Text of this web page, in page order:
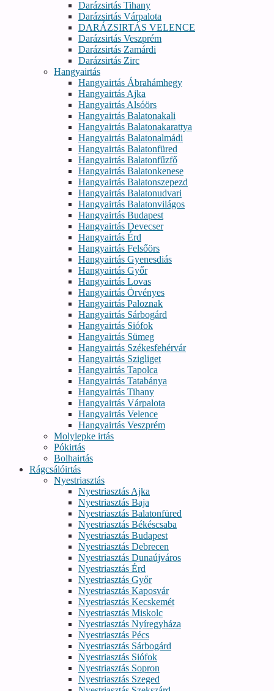
Darázsirtás Tihany
Darázsirtás Várpalota
DARÁZSIRTÁS VELENCE
Darázsirtás Veszprém
Darázsirtás Zamárdi
Darázsirtás Zirc
Hangyairtás
Hangyairtás Ábrahámhegy
Hangyairtás Ajka
Hangyairtás Alsóörs
Hangyairtás Balatonakali
Hangyairtás Balatonakarattya
Hangyairtás Balatonalmádi
Hangyairtás Balatonfüred
Hangyairtás Balatonfűzfő
Hangyairtás Balatonkenese
Hangyairtás Balatonszepezd
Hangyairtás Balatonudvari
Hangyairtás Balatonvilágos
Hangyairtás Budapest
Hangyairtás Devecser
Hangyairtás Érd
Hangyairtás Felsőörs
Hangyairtás Gyenesdiás
Hangyairtás Győr
Hangyairtás Lovas
Hangyairtás Örvényes
Hangyairtás Paloznak
Hangyairtás Sárbogárd
Hangyairtás Siófok
Hangyairtás Sümeg
Hangyairtás Székesfehérvár
Hangyairtás Szigliget
Hangyairtás Tapolca
Hangyairtás Tatabánya
Hangyairtás Tihany
Hangyairtás Várpalota
Hangyairtás Velence
Hangyairtás Veszprém
Molylepke irtás
Pókirtás
Bolhairtás
Rágcsálóirtás
Nyestriasztás
Nyestriasztás Ajka
Nyestriasztás Baja
Nyestriasztás Balatonfüred
Nyestriasztás Békéscsaba
Nyestriasztás Budapest
Nyestriasztás Debrecen
Nyestriasztás Dunaújváros
Nyestriasztás Érd
Nyestriasztás Győr
Nyestriasztás Kaposvár
Nyestriasztás Kecskemét
Nyestriasztás Miskolc
Nyestriasztás Nyíregyháza
Nyestriasztás Pécs
Nyestriasztás Sárbogárd
Nyestriasztás Siófok
Nyestriasztás Sopron
Nyestriasztás Szeged